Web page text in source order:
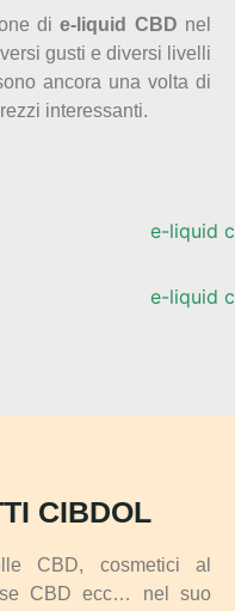
di e-liquid CBD nel
gusti e diversi livelli
ancora una volta di
interessanti.
CIBDOL
CBD, cosmetici al
CBD ecc… nel suo